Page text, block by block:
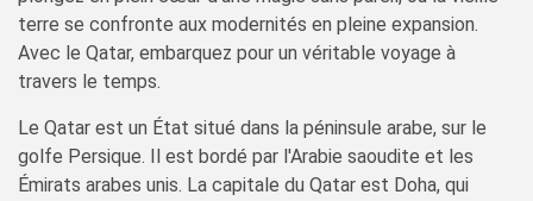
terre se confronte aux modernités en pleine expansion.
Avec le Qatar, embarquez pour un véritable voyage à
travers le temps.
Le Qatar est un État situé dans la péninsule arabe, sur le
golfe Persique. Il est bordé par l'Arabie saoudite et les
Émirats arabes unis. La capitale du Qatar est Doha, qui